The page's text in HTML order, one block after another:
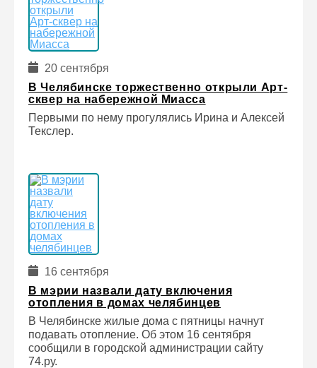
20 сентября
В Челябинске торжественно открыли Арт-
сквер на набережной Миасса
Первыми по нему прогулялись Ирина и Алексей
Текслер.
16 сентября
В мэрии назвали дату включения
отопления в домах челябинцев
В Челябинске жилые дома с пятницы начнут
подавать отопление. Об этом 16 сентября
сообщили в городской администрации сайту
74.ру.